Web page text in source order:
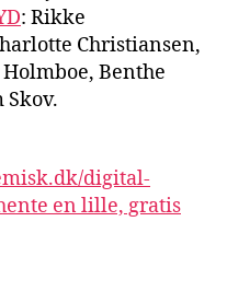
: Rikke
Christiansen,
Holmboe, Benthe
Skov.
digital-
en lille, gratis